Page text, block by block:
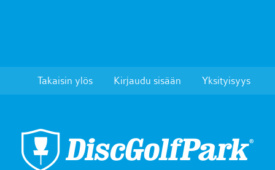
Takaisin ylös Kirjaudu sisään Yksityisyys